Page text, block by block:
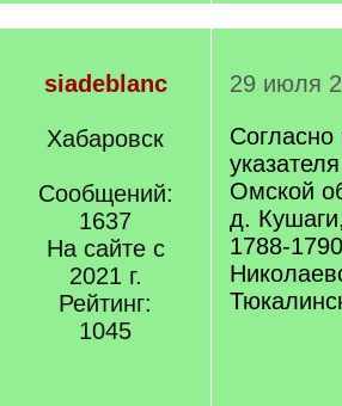
siadeblanc
Хабаровск
Сообщений:
1637
На сайте с
2021 г.
Рейтинг:
1045
29 июля
Омской
д.
1788-